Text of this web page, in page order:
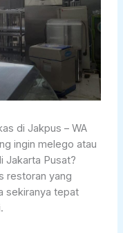
di Jakpus – WA
ingin melego atau
Jakarta Pusat?
restoran yang
sekiranya tepat